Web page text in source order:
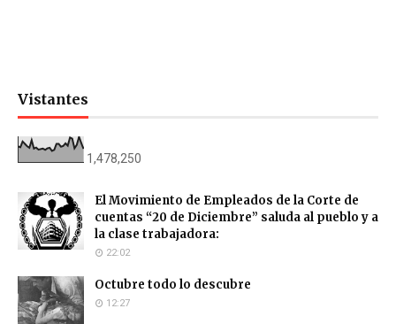
Vistantes
1,478,250
El Movimiento de Empleados de la Corte de
cuentas “20 de Diciembre” saluda al pueblo y a
la clase trabajadora:
22:02
Octubre todo lo descubre
12:27